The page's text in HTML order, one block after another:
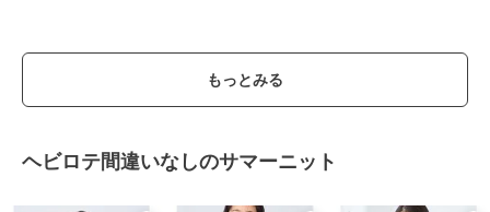
もっとみる
ヘビロテ間違いなしのサマーニット